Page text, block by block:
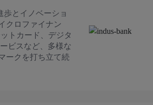
歩とイノベーショ
クロファイナン
トカード、デジタ
ビスなど、多様な
ークを打ち立て続